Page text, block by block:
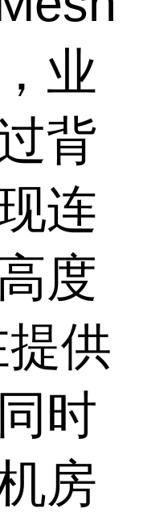
业
背
连
度
供
时
房